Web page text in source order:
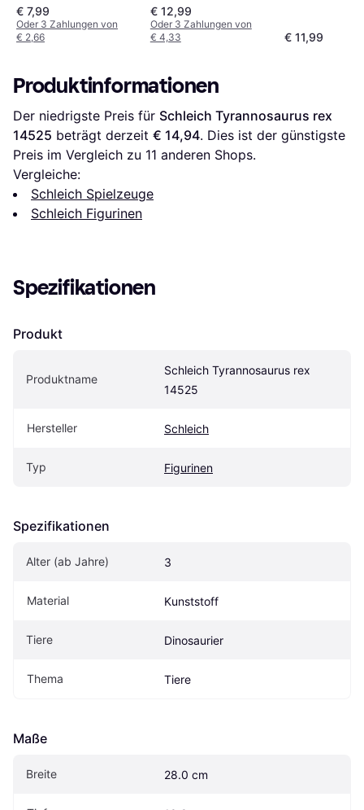
€ 7,99
Oder 3 Zahlungen von
€ 2,66
14587
€ 12,99
Oder 3 Zahlungen von
€ 4,33
€ 11,99
Produktinformationen
Der niedrigste Preis für Schleich Tyrannosaurus rex
14525 beträgt derzeit € 14,94. Dies ist der günstigste
Preis im Vergleich zu 11 anderen Shops.
Vergleiche:
Schleich Spielzeuge
Schleich Figurinen
Spezifikationen
Produkt
Produktname
Schleich Tyrannosaurus rex
14525
Hersteller Schleich
Typ Figurinen
Spezifikationen
Alter (ab Jahre) 3
Material Kunststoff
Tiere Dinosaurier
Thema Tiere
Maße
Breite 28.0 cm